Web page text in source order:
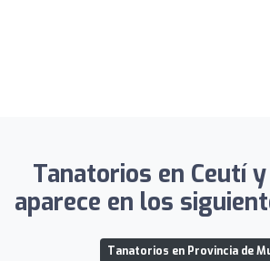
Tanatorios en Ceutí
aparece en los
Tanatorios en Provincia de